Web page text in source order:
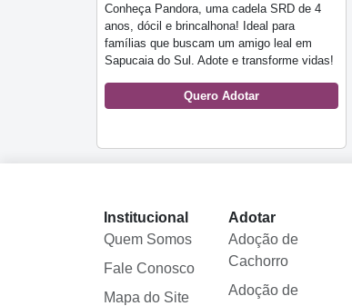
Conheça Pandora, uma cadela SRD de 4
anos, dócil e brincalhona! Ideal para
famílias que buscam um amigo leal em
Sapucaia do Sul. Adote e transforme vidas!
Quero Adotar
Institucional
Quem Somos
Fale Conosco
Mapa do Site
Adotar
Adoção de
Cachorro
Adoção de